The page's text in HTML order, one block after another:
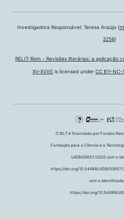
Investigadora Responsável: Teresa Araújo (
3256)
RELIT-Rom - Revisões literárias: a aplicação
XV-XVIII) is licensed under CC BY-NC-
O IELT é financiado por Fundos
Fundação para a Ciência e a
UIDB/00657/2020 com o
https://doi.org/10.54499/UIDB/
com o
https://doi.org/10.54499/